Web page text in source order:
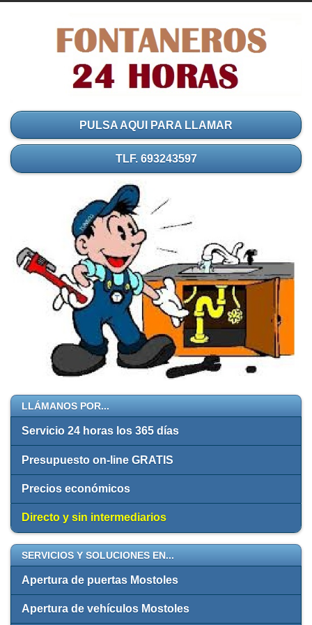
PULSA AQUI PARA LLAMAR
TLF. 693243597
LLÁMANOS POR...
Servicio 24 horas los 365 días
Presupuesto on-line GRATIS
Precios económicos
Directo y sin intermediarios
SERVICIOS Y SOLUCIONES EN...
Apertura de puertas Mostoles
Apertura de vehículos Mostoles